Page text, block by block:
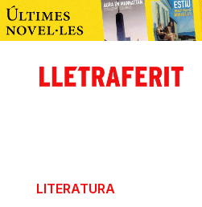
LITERATURA